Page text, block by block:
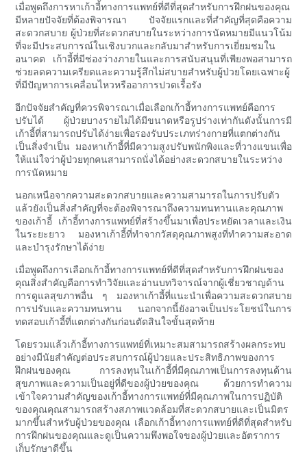
เมื่อพูดถึงการหาเก้าอี้ทางการแพทย์ที่ดีที่สุดสำหรับการฝึกฝนของคุณ
มีหลายปัจจัยที่ต้องพิจารณา ปัจจัยแรกและที่สำคัญที่สุดคือความ
สะดวกสบาย ผู้ป่วยที่สะดวกสบายในระหว่างการนัดหมายมีแนวโน้ม
ที่จะมีประสบการณ์ในเชิงบวกและกลับมาสำหรับการเยี่ยมชมใน
อนาคต เก้าอี้ที่มีช่องว่างภายในและการสนับสนุนที่เพียงพอสามารถ
ช่วยลดความเครียดและความรู้สึกไม่สบายสำหรับผู้ป่วยโดยเฉพาะผู้
ที่มีปัญหาการเคลื่อนไหวหรืออาการปวดเรื้อรัง
อีกปัจจัยสำคัญที่ควรพิจารณาเมื่อเลือกเก้าอี้ทางการแพทย์คือการ
ปรับได้ ผู้ป่วยบางรายไม่ได้มีขนาดหรือรูปร่างเท่ากันดังนั้นการมี
เก้าอี้ที่สามารถปรับได้ง่ายเพื่อรองรับประเภทร่างกายที่แตกต่างกัน
เป็นสิ่งจำเป็น มองหาเก้าอี้ที่มีความสูงปรับพนักพิงและที่วางแขนเพื่อ
ให้แน่ใจว่าผู้ป่วยทุกคนสามารถนั่งได้อย่างสะดวกสบายในระหว่าง
การนัดหมาย
นอกเหนือจากความสะดวกสบายและความสามารถในการปรับตัว
แล้วยังเป็นสิ่งสำคัญที่จะต้องพิจารณาถึงความทนทานและคุณภาพ
ของเก้าอี้ เก้าอี้ทางการแพทย์ที่สร้างขึ้นมาเพื่อประหยัดเวลาและเงิน
ในระยะยาว มองหาเก้าอี้ที่ทำจากวัสดุคุณภาพสูงที่ทำความสะอาด
และบำรุงรักษาได้ง่าย
เมื่อพูดถึงการเลือกเก้าอี้ทางการแพทย์ที่ดีที่สุดสำหรับการฝึกฝนของ
คุณสิ่งสำคัญคือการทำวิจัยและอ่านบทวิจารณ์จากผู้เชี่ยวชาญด้าน
การดูแลสุขภาพอื่น ๆ มองหาเก้าอี้ที่แนะนำเพื่อความสะดวกสบาย
การปรับและความทนทาน นอกจากนี้ยังอาจเป็นประโยชน์ในการ
ทดสอบเก้าอี้ที่แตกต่างกันก่อนตัดสินใจขั้นสุดท้าย
โดยรวมแล้วเก้าอี้ทางการแพทย์ที่เหมาะสมสามารถสร้างผลกระทบ
อย่างมีนัยสำคัญต่อประสบการณ์ผู้ป่วยและประสิทธิภาพของการ
ฝึกฝนของคุณ การลงทุนในเก้าอี้ที่มีคุณภาพเป็นการลงทุนด้าน
สุขภาพและความเป็นอยู่ที่ดีของผู้ป่วยของคุณ ด้วยการทำความ
เข้าใจความสำคัญของเก้าอี้ทางการแพทย์ที่มีคุณภาพในการปฏิบัติ
ของคุณคุณสามารถสร้างสภาพแวดล้อมที่สะดวกสบายและเป็นมิตร
มากขึ้นสำหรับผู้ป่วยของคุณ เลือกเก้าอี้ทางการแพทย์ที่ดีที่สุดสำหรับ
การฝึกฝนของคุณและดูเป็นความพึงพอใจของผู้ป่วยและอัตราการ
เก็บรักษาดีขึ้น